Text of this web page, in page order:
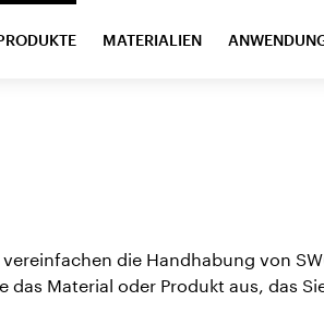
MATERIALIEN
die Handhabung von
Material oder Produkt aus, das